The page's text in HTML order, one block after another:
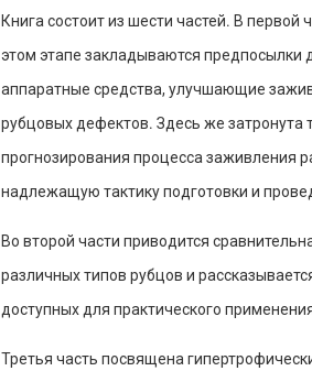
Книга состоит из шести частей. В
этом этапе закладываются
аппаратные средства, улучшающие
рубцовых дефектов. Здесь же затронута
прогнозирования процесса заживления
надлежащую тактику подготовки и
Во второй части приводится
различных типов рубцов и
доступных для практического
Третья часть посвящена